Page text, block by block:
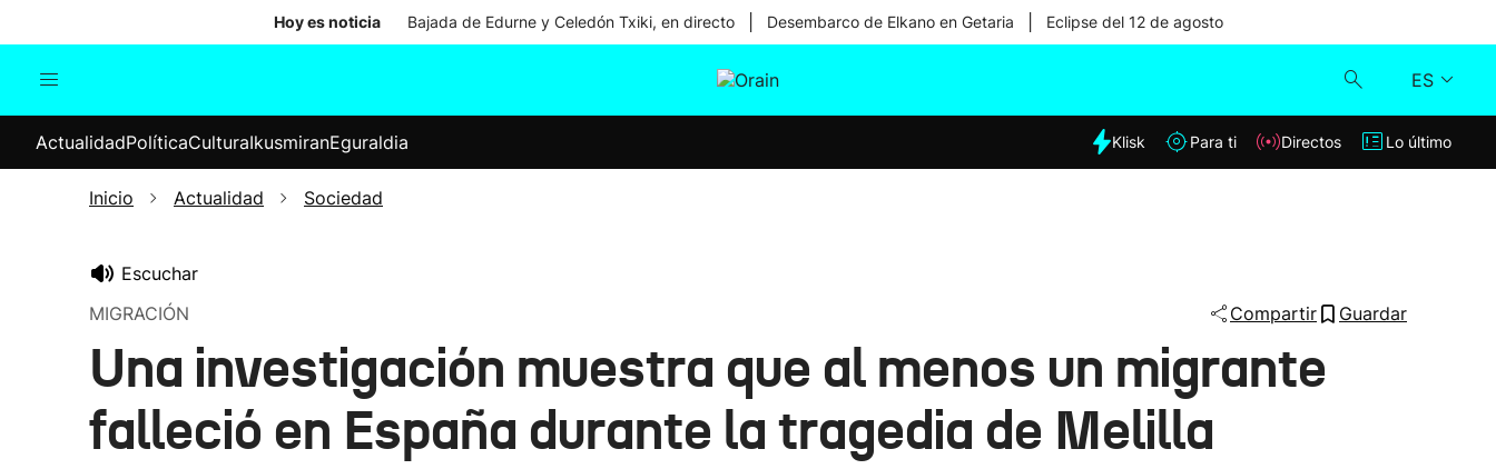
Hoy es noticia Bajada de Edurne y Celedón Txiki, en directo Desembarco de Elkano en Getaria Eclipse del 12 de agosto
ES
Internacional
Elecciones
Klisk
ActualidadPolíticaCulturaIkusmiranEguraldia Klisk Para ti Directos Lo último
Inicio Actualidad Sociedad
Escuchar
MIGRACIÓN
Compartir Guardar
Una investigación muestra que al menos un migrante
falleció en España durante la tragedia de Melilla